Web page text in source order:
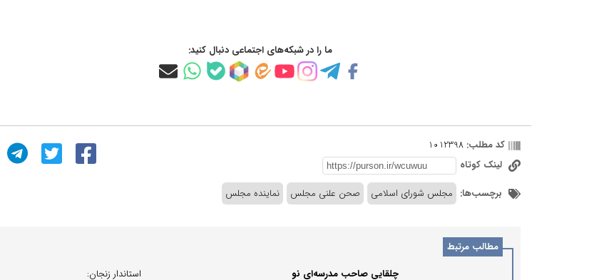
ما را در شبکه‌های اجتماعی دنبال کنید:
کد مطلب: 1012398
لینک کوتاه
برچسب‌ها: مجلس شورای اسلامی صحن علنی مجلس نماینده مجلس
مطالب مرتبط
چلقایی صاحب مدرسه‌ای نو
استاندار زنجان: